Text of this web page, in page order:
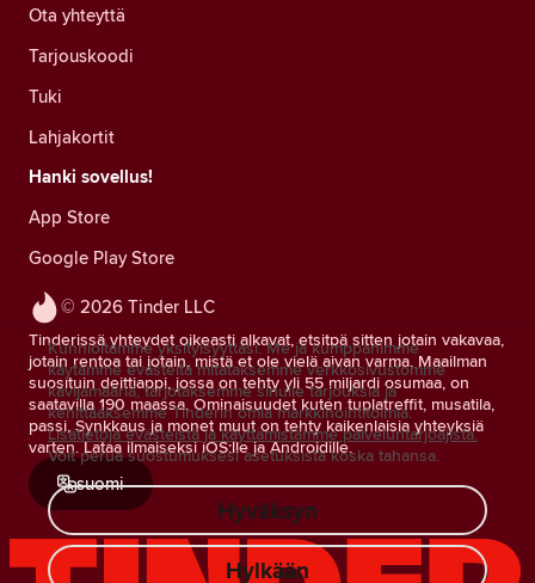
© 2026 Tinder LLC
Tinderissä yhteydet oikeasti alkavat, etsitpä sitten jotain vakavaa,
jotain rentoa tai jotain, mistä et ole vielä aivan varma. Maailman
suosituin deittiappi, jossa on tehty yli 55 miljardi osumaa, on
saatavilla 190 maassa. Ominaisuudet kuten tuplatreffit, musatila,
passi, Synkkaus ja monet muut on tehty kaikenlaisia yhteyksiä
varten. Lataa ilmaiseksi iOS:lle ja Androidille.
suomi
Ota yhteyttä
Tarjouskoodi
Tuki
Lahjakortit
Hanki sovellus!
App Store
Google Play Store
Kunnioitamme yksityisyyttäsi. Me ja kumppanimme
käytämme evästeitä mitataksemme verkkosivustomme
kävijämääriä, tarjotaksemme sinulle tarjouksia ja
kehittääksemme Tinderin omia markkinointitoimia.
Lisätietoja evästeistä ja käyttämistämme palveluntarjoajista.
Voit perua suostumuksesi asetuksista koska tahansa.
Hyväksyn
Hylkään